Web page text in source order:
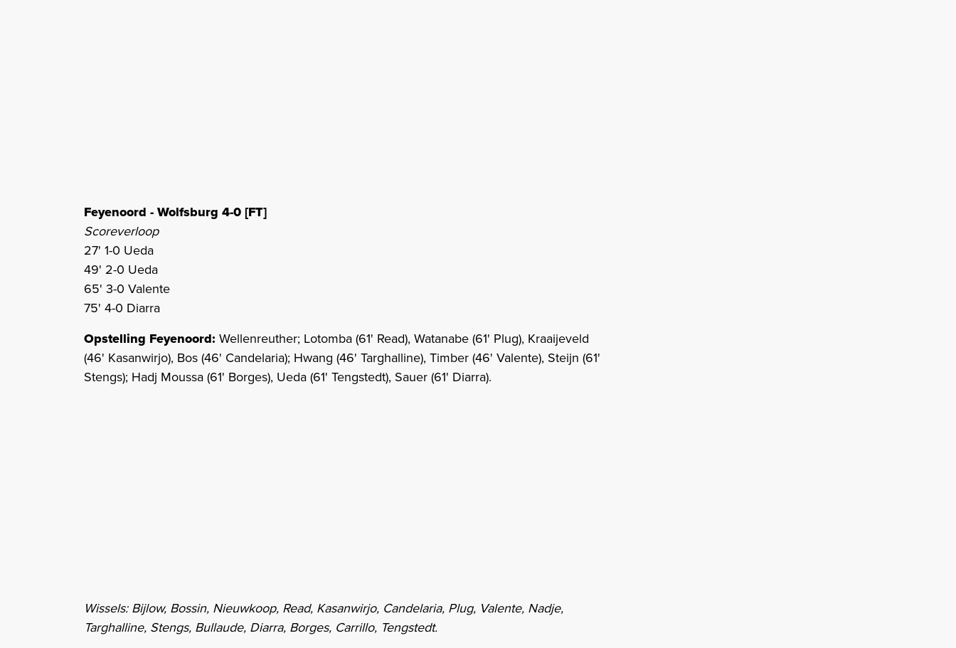
Feyenoord - Wolfsburg 4-0 [FT]
Scoreverloop
27' 1-0 Ueda
49' 2-0 Ueda
65' 3-0 Valente
75' 4-0 Diarra
Opstelling Feyenoord: Wellenreuther; Lotomba (61' Read), Watanabe (61' Plug), Kraaijeveld
(46' Kasanwirjo), Bos (46' Candelaria); Hwang (46' Targhalline), Timber (46' Valente), Steijn (61'
Stengs); Hadj Moussa (61' Borges), Ueda (61' Tengstedt), Sauer (61' Diarra).
Wissels: Bijlow, Bossin, Nieuwkoop, Read, Kasanwirjo, Candelaria, Plug, Valente, Nadje,
Targhalline, Stengs, Bullaude, Diarra, Borges, Carrillo, Tengstedt.